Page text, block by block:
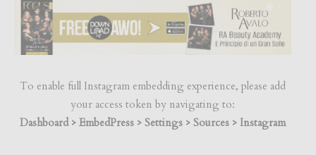
To enable full Instagram embedding experience, please add
your access token by navigating to:
Dashboard > EmbedPress > Settings > Sources > Instagram